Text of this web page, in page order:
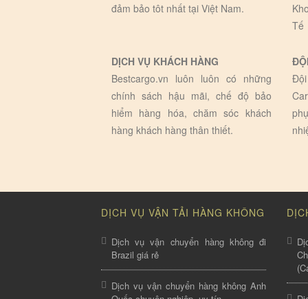
đảm bảo tôt nhất tại Việt Nam.
Tế
DỊCH VỤ KHÁCH HÀNG
Bestcargo.vn luôn luôn có những
chính sách hậu mãi, chế độ bảo
hiểm hàng hóa, chăm sóc khách
hàng khách hàng thân thiết.
Đội
DỊCH VỤ VẬN TẢI HÀNG KHÔNG
Dịch vụ vận chuyển hàng không đi
Brazil giá rẻ
Dịch vụ vận chuyển hàng không Anh